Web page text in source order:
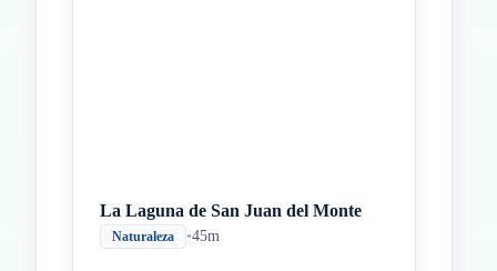
La Laguna de San Juan del Monte
Naturaleza •45m